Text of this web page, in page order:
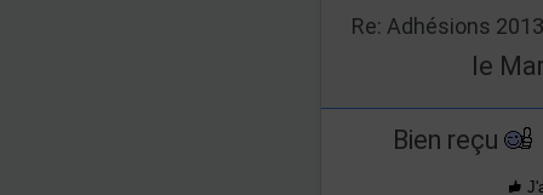
Re: Adhésions 2013
le
Bien reçu